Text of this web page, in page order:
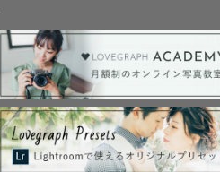
省時には関西での撮影も承っ
希望の方はお気軽にご相談
帰省時以外の撮影も、交通
関西圏でのアートニューボ